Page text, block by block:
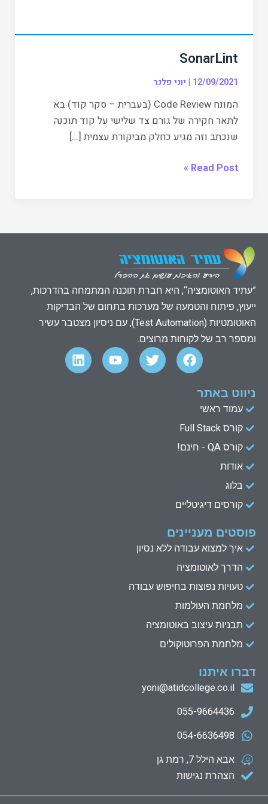
SonarLint
12/09/2021
| יוני פלנר
המונח Code Review (בעברית – סקר קוד) בא
לתאר חקירה של גורם צד שלישי על קוד תוכנה
שנכתב וזה מגיע כחלק מביקורת עצמית […]
Read Post »
”עתיד האוטומציה“, היא חברת תוכנה המתמחה בהדרכות,
ייעוץ, פיתוח והטמעה של מערכות בתחום של הבדיקות
האוטומטיות (Test Automation), עם ניסיון מצטבר עשיר
ומספר רב של לקוחות מרוצים.
F
a
c
o
k
T
w
i
Y
o
u
L
i
n
ניווט באתר
עמוד ראשי
קורס Full Stack
קורס QA - חינם!
אודות
בלוג
קורסים דיגיטליים
פוסטים מעניינים
איך למצוא עבודה ללא נסיון
הדרך לאוטומציה
טעויות נפוצות בחיפוש עבודה
מלחמת העולמות
תבניות עיצוב באוטומציה
מלחמת הפרוטוקולים
דברו איתנו
yoni@atidcollege.co.il
055-9664436
054-6636498
אבא הילל 7, רמת גן
הצהרת נגישות